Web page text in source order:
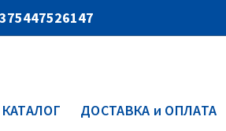
КАТАЛОГ ДОСТАВКА и ОПЛАТА